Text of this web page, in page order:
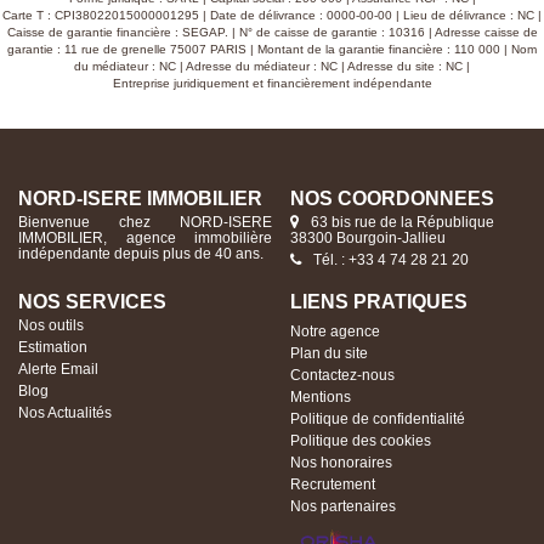
conséquent de 2500 €/an environ. Chauffage central
(chaudière fuel) et assainissement individuel (fonctionnel
mais à remettre en conformité). Prix : 340.000 €
Carte T : CPI38022015000001295 | Date de délivrance : 0000-00-00 | Lieu de délivrance : NC |
Caisse de garantie financière : SEGAP. | N° de caisse de garantie : 10316 | Adresse caisse de
garantie : 11 rue de grenelle 75007 PARIS | Montant de la garantie financière : 110 000 | Nom
du médiateur : NC | Adresse du médiateur : NC | Adresse du site : NC |
Entreprise juridiquement et financièrement indépendante
NORD-ISERE IMMOBILIER
Bienvenue chez NORD-ISERE
IMMOBILIER, agence immobilière
indépendante depuis plus de 40 ans.
NOS COORDONNÉES
63 bis rue de la République
38300 Bourgoin-Jallieu
Tél. : +33 4 74 28 21 20
NOS SERVICES
Nos outils
Estimation
Alerte Email
Blog
Nos Actualités
LIENS PRATIQUES
Notre agence
Plan du site
Contactez-nous
Mentions
Politique de confidentialité
Politique des cookies
Nos honoraires
Recrutement
Nos partenaires